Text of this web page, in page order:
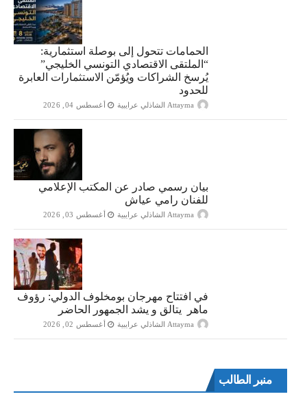
الحمامات تتحول إلى بوصلة استثمارية:
“الملتقى الاقتصادي التونسي الخليجي”
يُرسخ الشراكات ويُؤمّن الاستثمارات العابرة
للحدود
Attayma الشاذلي عرايبية أغسطس 04, 2026
بيان رسمي صادر عن المكتب الإعلامي
للفنان رامي عياش
Attayma الشاذلي عرايبية أغسطس 03, 2026
في افتتاح مهرجان بومخلوف الدولي: رؤوف
ماهر يتالق و يشد الجمهور الحاضر
Attayma الشاذلي عرايبية أغسطس 02, 2026
منبر الطالب